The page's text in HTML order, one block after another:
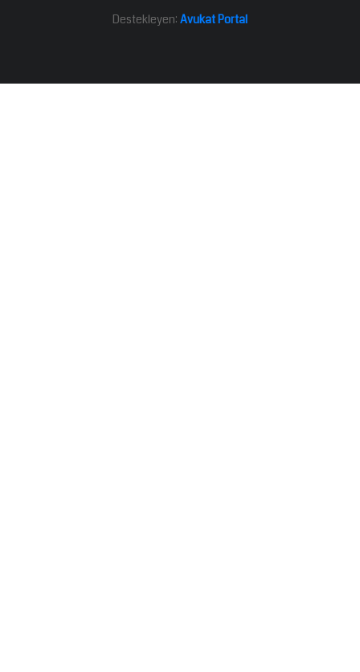
Destekleyen: Avukat Portal